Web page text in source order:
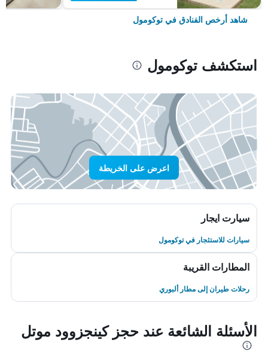
شاهد أرخص الفنادق في توكومول
استكشف توكومول
اعرض على الخريطة
سيارت ايجار
سيارات للاستئجار في توكومول
المطارات القريبة
رحلات طيران إلى مطار ألبوري
الأسئلة الشائعة عند حجز كينجزوود موتل